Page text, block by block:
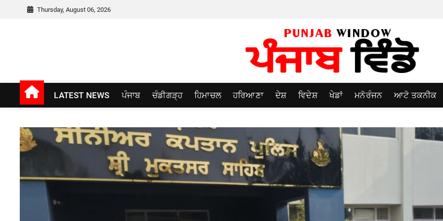
Thursday, August 06, 2026
Punjab window
LATEST NEWS ਪੰਜਾਬ ਚੰਡੀਗੜ੍ਹ ਹਿਮਾਚਲ ਹਰਿਆਣਾ ਦੇਸ਼ ਵਿਦੇਸ਼ ਖੇਡਾਂ ਮਨੋਰੰਜਨ ਆਟੋ ਤਕਨੀਕ